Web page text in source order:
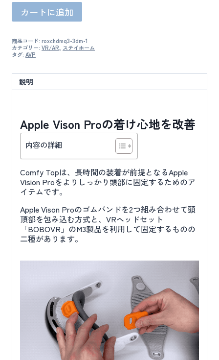
Comfy
Top
Apple
Vision
Pro
カートに追加
商品コード: roxchdmq3-3dm-1
カテゴリー: VR/AR, ステイホーム
タグ: AVP
説明
Apple Vison Proの着け心地を改善
内容の詳細
Comfy Topは、長時間の装着が前提となるApple
Vision Proをよりしっかり頭部に固定するためのア
イテムです。
Apple Vison Proのゴムバンドを2つ組み合わせて頭
頂部を包み込む方式と、VRヘッドセット
「BOBOVR」のM3製品を利用して固定するものの
二種があります。